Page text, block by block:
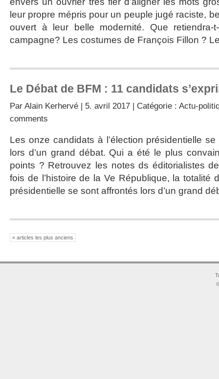
leur propre mépris pour un peuple jugé raciste,
ouvert à leur belle modernité. Que retiendra-
campagne? Les costumes de François Fillon ?
Le Débat de BFM : 11 candidats
Par Alain Kerhervé | 5. avril 2017 | Catégorie : Actu-
comments
Les onze candidats à l’élection présidentielle
lors d’un grand débat. Qui a été le plus
points ? Retrouvez les notes ds éditorialistes
fois de l’histoire de la Ve République, la totalité
présidentielle se sont affrontés lors d’un grand
« articles les plus anciens